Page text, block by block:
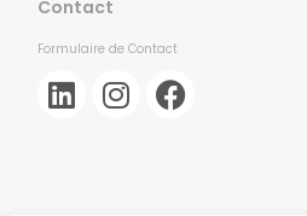
Contact
Formulaire de Contact